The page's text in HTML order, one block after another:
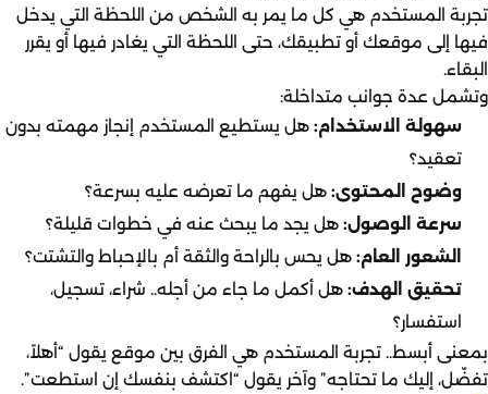
تجربة المستخدم هي كل ما يمر به الشخص من اللحظة التي يدخل
فيها إلى موقعك أو تطبيقك، حتى اللحظة التي يغادر فيها أو يقرر
البقاء.
وتشمل عدة جوانب متداخلة:
سهولة الاستخدام: هل يستطيع المستخدم إنجاز مهمته بدون
تعقيد؟
وضوح المحتوى: هل يفهم ما تعرضه عليه بسرعة؟
سرعة الوصول: هل يجد ما يبحث عنه في خطوات قليلة؟
الشعور العام: هل يحس بالراحة والثقة أم بالإحباط والتشتت؟
تحقيق الهدف: هل أكمل ما جاء من أجله.. شراء، تسجيل،
استفسار؟
بمعنى أبسط.. تجربة المستخدم هي الفرق بين موقع يقول “أهلاً،
تفضّل، إليك ما تحتاجه” وآخر يقول “اكتشف بنفسك إن استطعت”.